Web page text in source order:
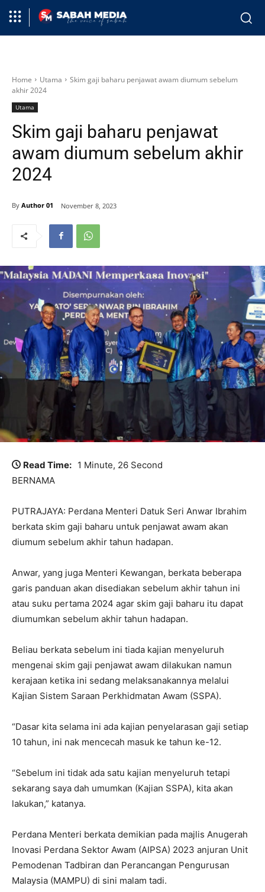
Home Utama
Skim gaji baharu penjawat awam diumum sebelum
akhir 2024
Utama
Skim gaji baharu penjawat
awam diumum sebelum akhir
2024
By Author 01 November 8, 2023
Read Time: 1 Minute, 26 Second
BERNAMA
PUTRAJAYA: Perdana Menteri Datuk Seri Anwar Ibrahim
berkata skim gaji baharu untuk penjawat awam akan
diumum sebelum akhir tahun hadapan.
Anwar, yang juga Menteri Kewangan, berkata beberapa
garis panduan akan disediakan sebelum akhir tahun ini
atau suku pertama 2024 agar skim gaji baharu itu dapat
diumumkan sebelum akhir tahun hadapan.
Beliau berkata sebelum ini tiada kajian menyeluruh
mengenai skim gaji penjawat awam dilakukan namun
kerajaan ketika ini sedang melaksanakannya melalui
Kajian Sistem Saraan Perkhidmatan Awam (SSPA).
“Dasar kita selama ini ada kajian penyelarasan gaji setiap
10 tahun, ini nak mencecah masuk ke tahun ke-12.
“Sebelum ini tidak ada satu kajian menyeluruh tetapi
sekarang saya dah umumkan (Kajian SSPA), kita akan
lakukan,” katanya.
Perdana Menteri berkata demikian pada majlis Anugerah
Inovasi Perdana Sektor Awam (AIPSA) 2023 anjuran Unit
Pemodenan Tadbiran dan Perancangan Pengurusan
Malaysia (MAMPU) di sini malam tadi.